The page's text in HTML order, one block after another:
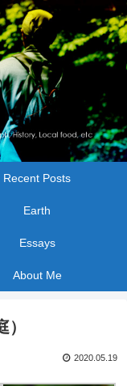
Recent Posts
Earth
Essays
About Me
2020.05.19